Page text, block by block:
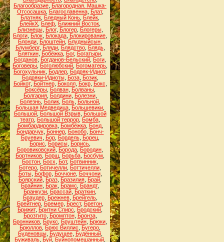
Благообразие Благородная. Машка-
Отсосашка, Благославенна, Блат,
Блатняк Бледный Конь Блейк
БлейкХ Блеф Ближний Восток
Близнецы, Блог, Блогер, Блогеры,
Блоги Блок Блокада Блокирование
Блонди Блоштейн Блудныйсын
Блумберг, Бляди, Блядство, Блядь,
Бляткин, Бобёжка, Бог, Богатыри,
Богданов Богданов-Бельский Боги
Боговеры Боголюбский Богоматерь
Богохульник Бодлер Бодряк-Идиот,
Бодряки-Идиоты, Боза, Бозик,
Бойкот, Бойтнер, Боколл, Бокр, Бокс
Боксёры, Болван, Болваны,
Болгария, Болдини, Болезни,
Болезнь, Болик, Боль, Больной,
Большая Медведица Большевики
Большой, Большой Взрыв, Большой
театр Большой террор Бомба
Бомбардировка, Бомбёжка, Бонд,
Бондарчук, Боннер, Бонобо, Бонч-
Бруевич
Бор, Бордель, Борец,
Борис
Борисы Борись
Боровиковский Борода Бородин
Бортников Борщ Борьба Босбум
Бостон Босх Бот, Ботвинник
Ботеро Ботичелли Боттичелли
Боты, Бофор, Боччоне, Боччони,
Боярский Браз Бразилия Брай
Брайнин Брак Брамс Брандт,
Бранкузи Брассай Браткин
Браудер, Брежнев, Брейгель,
Брейтнер, Бремер, Брест, Бретон,
Брижит, Бритни Спирс Бродский
Брозтито, Бромптон, Бронза,
Бронников Брукс Бруштейн Брюки
Брюллов Брюс Виллис Бугеро
Буденовцы, Будущее, Будённый,
Буживаль Буй Буйнопомешанный